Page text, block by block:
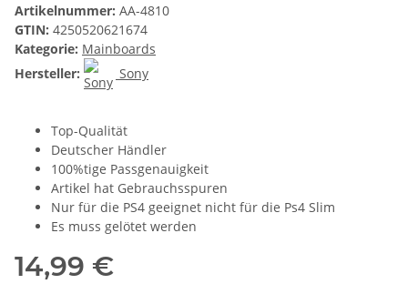
Artikelnummer: AA-4810
GTIN: 4250520621674
Kategorie: Mainboards
Hersteller:
Sony
Top-Qualität
Deutscher Händler
100%tige Passgenauigkeit
Artikel hat Gebrauchsspuren
Nur für die PS4 geeignet nicht für die Ps4 Slim
Es muss gelötet werden
14,99 €